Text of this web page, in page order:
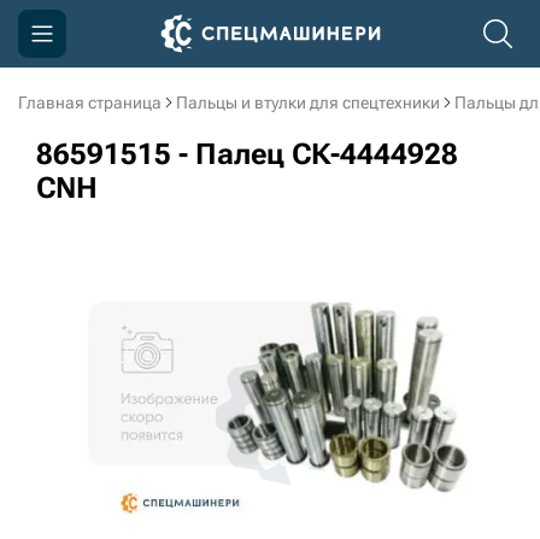
Главная страница Пальцы и втулки для спецтехники Пальцы
86591515 - Палец СК-4444928
CNH
Компания
Акции
3D тур по производству
3D тур по складам
sksale@skdst.ru